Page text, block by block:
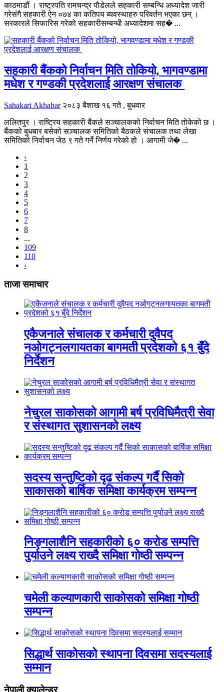
काठमाडौं । राष्ट्रपति रामचन्द्र पौडेलले सहकारी सम्बन्धि अध्यादेश जारी
गरेसंगै सहकारी ऐन ०७४ का कतिपय ब्यवस्थाहरु परिवर्तन भएका छन् ।
सरकारले सिफारिस गरेको सहकारीसम्बन्धी अध्यादेशमा सह� ...
सहकारी बैंकको निर्वाचन मिति तोकियो, भागवण्डामा
मधेश र गण्डकी प्रदेशलाई आरक्षण संचालक
Sahakari Akhabar २०८३ बैशाख १६ गते , बुधवार
ललितपुर । राष्ट्रिय सहकारी बैंकले सञ्चालकको निर्वाचन मिति तोकेको छ ।
बैंकको बुधबार बसेको सञ्चालक समितिको बैठकले संचालक तथा लेखा
समितिको निर्वाचन जेठ ९ गते गर्ने निर्णय गरेको हो । आगामी जे� ...
‹
1
2
3
4
5
6
7
8
...
109
110
›
ताजा समाचार
एकैजनाले संचालक र कर्मचारी दुवैपद
नओगट्नलगायतका बागमती प्रदेशको ६१ बुँदे
निर्देशन
नेचुरल साकोसको आगामी बर्ष प्रविधिमैत्री सेवा
र संस्थागत सुशासनको लक्ष्य
सदस्य सन्तुष्टिको दृढ संकल्प गर्दै सिको
साकासको बार्षिक समिक्षा कार्यक्रम सम्पन्न
निङ्गलाशैनि सहकारीको ६० करोड सम्पत्ति
पुर्याउने लक्ष्य राख्दै समिक्षा गोष्ठी सम्पन्न
चमेली कल्याणकारी साकोसको समिक्षा गोष्ठी
सम्पन्न
सिद्धार्थ साकोसको स्थापना दिवसमा सदस्यलाई
सम्मान
नेपाली क्यालेन्डर